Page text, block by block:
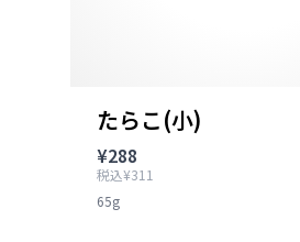
たらこ(小)
¥288
税込¥311
65g